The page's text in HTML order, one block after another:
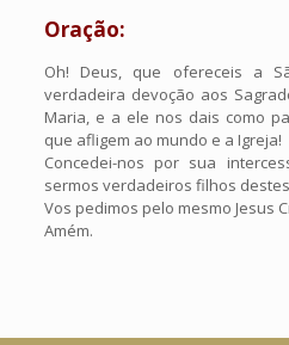
Oração:
Oh! Deus, que ofereceis a
verdadeira devoção aos
Maria, e a ele nos dais como
que afligem ao mundo e a Igreja!
Concedei-nos por sua
sermos verdadeiros filhos
Vos pedimos pelo mesmo Jesus
Amém.